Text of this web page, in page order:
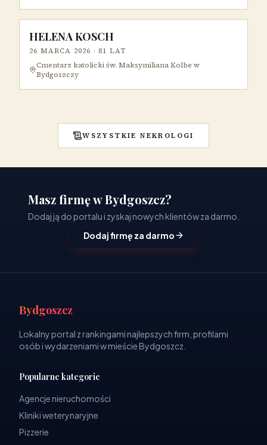
HELENA KOSCH
26 MARCA 2026 · 81 LAT
Cmentarz katolicki św. Maksymiliana Kolbe w
Bydgoszczy
WSZYSTKIE NEKROLOGI
Masz firmę w Bydgoszcz?
Dodaj ją do portalu i zyskaj nowych klientów za darmo.
Dodaj firmę za darmo
Bydgoszcz
Lokalny portal z rankingami najlepszych firm, profilami
osób i wydarzeniami w mieście Bydgoszcz.
Popularne kategorie
Agencje nieruchomości
Kliniki weterynaryjne
Pizzerie